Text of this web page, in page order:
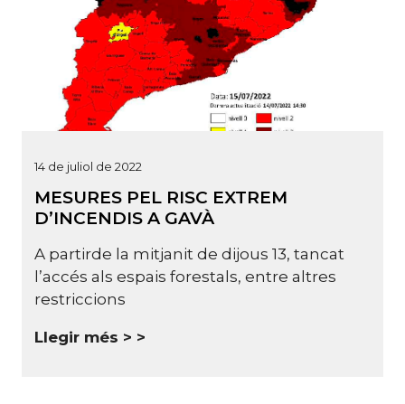
14 de juliol de 2022
MESURES PEL RISC EXTREM
D’INCENDIS A GAVÀ
A partirde la mitjanit de dijous 13, tancat
l’accés als espais forestals, entre altres
restriccions
Llegir més >